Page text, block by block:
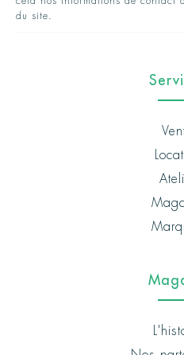
du site.